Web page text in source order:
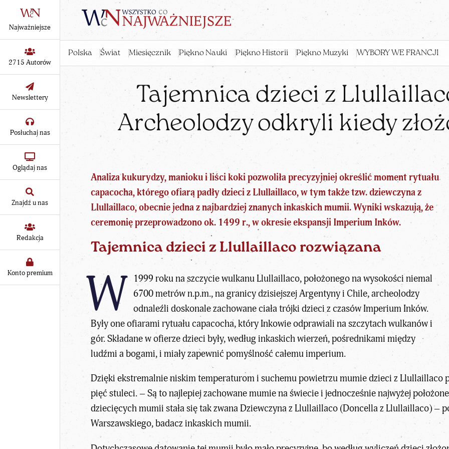
Polska Świat Miesięcznik Piękno Nauki Piękno Historii Piękno Muzyki WYBORY WE FRANCJI
Najważniejsze
2715 Autorów
Newslettery
Posłuchaj nas
Oglądaj nas
Znajdź u nas
Redakcja
Konto premium
Tajemnica dzieci z
Archeolodzy odkryli kiedy
Analiza kukurydzy, manioku i liści koki pozwoliła precyzyjniej określić moment rytuału
capacocha, któregoofiarą padły dzieci z Llullaillaco, w tym także tzw. dziewczyna z
Llullaillaco, obecnie jedna znajbardziej znanych inkaskich mumii. Wyniki wskazują, że
ceremonię przeprowadzono ok. 1499 r., w okresie ekspansji Imperium Inków.
Tajemnica dzieci z Llullaillaco rozwiązana
W 1999 roku na szczycie wulkanu Llullaillaco, położonego na wysokości niemal
6700 metrów n.p.m., na granicy dzisiejszej Argentyny i Chile, archeolodzy
odnaleźli doskonale zachowaneciała trójki dzieci z czasów Imperium Inków.
Były one ofiarami rytuału capacocha, który Inkowie odprawiali na szczytach wulkanów i
gór. Składane w ofierze dzieci były, według inkaskich wierzeń, pośrednikami między
ludźmi a bogami, i miały zapewnić pomyślność całemu imperium.
Dzięki ekstremalnie niskim temperaturom i suchemu powietrzu mumie dzieci z Llullaillaco
pięć stuleci. – Są to najlepiej zachowane mumie na świecie i jednocześnie najwyżej
dziecięcych mumii stała się tak zwana Dziewczyna z Llullaillaco (Doncella z Llullaillaco)–
Warszawskiego, badacz inkaskich mumii.